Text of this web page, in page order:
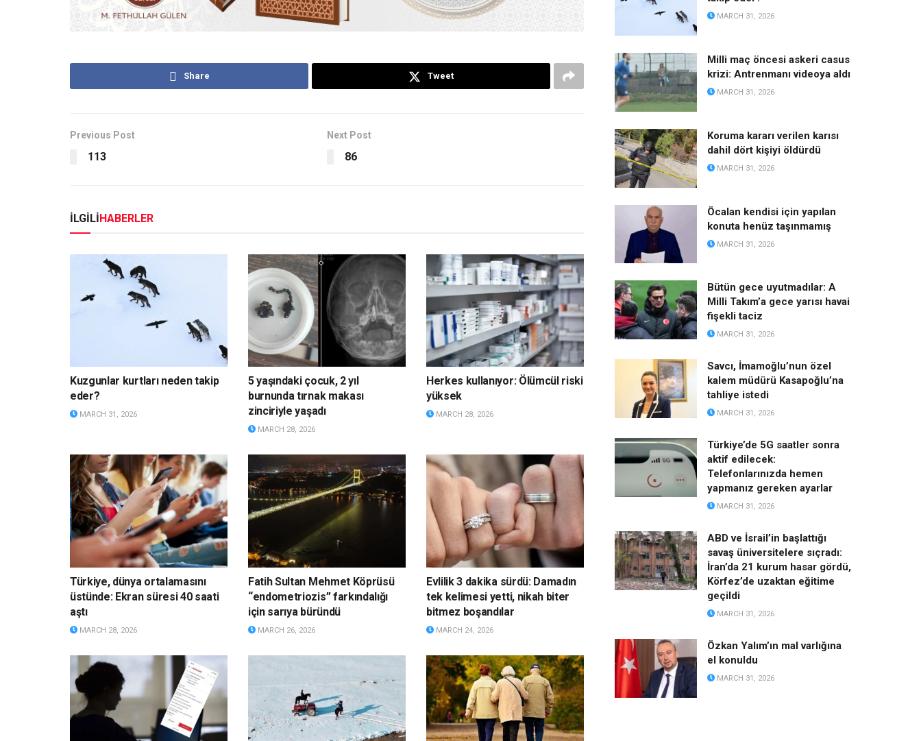
Share Tweet
Previous Post
113
Next Post
86
İLGİLİHABERLER
Kuzgunlar kurtları neden takip
eder?
MARCH 31, 2026
5 yaşındaki çocuk, 2 yıl
burnunda tırnak makası
zinciriyle yaşadı
MARCH 28, 2026
Herkes kullanıyor: Ölümcül riski
yüksek
MARCH 28, 2026
Türkiye, dünya ortalamasını
üstünde: Ekran süresi 40 saati
aştı
MARCH 28, 2026
Fatih Sultan Mehmet Köprüsü
“endometriozis” farkındalığı
için sarıya büründü
MARCH 26, 2026
Evlilik 3 dakika sürdü: Damadın
tek kelimesi yetti, nikah biter
bitmez boşandılar
MARCH 24, 2026
MARCH 31, 2026
Milli maç öncesi askeri casus
krizi: Antrenmanı videoya aldı
MARCH 31, 2026
Koruma kararı verilen karısı
dahil dört kişiyi öldürdü
MARCH 31, 2026
Öcalan kendisi için yapılan
konuta henüz taşınmamış
MARCH 31, 2026
Bütün gece uyutmadılar: A
Milli Takım’a gece yarısı havai
fişekli taciz
MARCH 31, 2026
Savcı, İmamoğlu’nun özel
kalem müdürü Kasapoğlu’na
tahliye istedi
MARCH 31, 2026
Türkiye’de 5G saatler sonra
aktif edilecek:
Telefonlarınızda hemen
yapmanız gereken ayarlar
MARCH 31, 2026
ABD ve İsrail’in başlattığı
savaş üniversitelere sıçradı:
İran’da 21 kurum hasar gördü,
Körfez’de uzaktan eğitime
geçildi
MARCH 31, 2026
Özkan Yalım’ın mal varlığına
el konuldu
MARCH 31, 2026